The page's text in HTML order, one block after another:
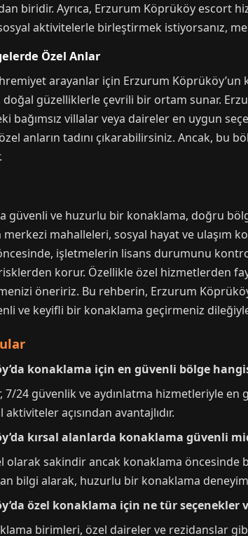
biridir. Ayrıca, Erzurum Köprüköy escort
aktivitelerle birleştirmek istiyorsanız,
Özel Anlar
arayanlar için Erzurum Köprüköy’un
güzelliklerle çevrili bir ortam sunar.
bağımsız villalar veya daireler en uygun
anların tadını çıkarabilirsiniz. Ancak, bu
güvenli ve huzurlu bir konaklama, doğru
mahalleleri, sosyal hayat ve ulaşım
işletmelerin lisans durumunu
korur. Özellikle özel hizmetlerden
öneririz. Bu rehberin, Erzurum
ve keyifli bir konaklama geçirmeniz
konaklama için en güvenli bölge
7/24 güvenlik ve aydınlatma hizmetleriyle
açısından avantajlıdır.
kırsal alanlarda konaklama güvenli
olarak sakindir ancak konaklama öncesinde
bilgi alarak, huzurlu bir konaklama
özel konaklama için ne tür seçenekler
birimleri, özel daireler ve rezidanslar